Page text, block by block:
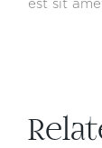
est sit